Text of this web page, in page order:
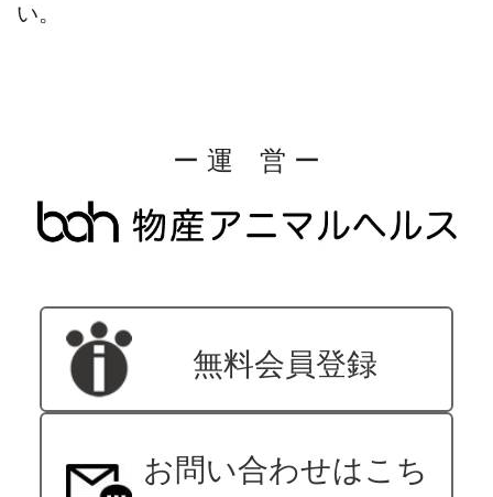
い。
ー 運 営 ー
無料会員登録
お問い合わせはこち